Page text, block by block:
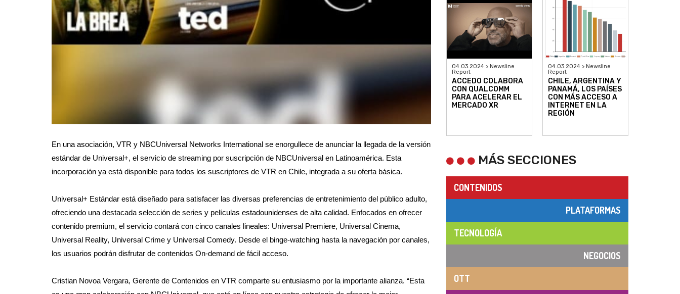
En una asociación, VTR y NBCUniversal Networks International se enorgullece de anunciar la llegada de la versión
estándar de Universal+, el servicio de streaming por suscripción de NBCUniversal en Latinoamérica. Esta
incorporación ya está disponible para todos los suscriptores de VTR en Chile, integrada a su oferta básica.
Universal+ Estándar está diseñado para satisfacer las diversas preferencias de entretenimiento del público adulto,
ofreciendo una destacada selección de series y películas estadounidenses de alta calidad. Enfocados en ofrecer
contenido premium, el servicio contará con cinco canales lineales: Universal Premiere, Universal Cinema,
Universal Reality, Universal Crime y Universal Comedy. Desde el binge-watching hasta la navegación por canales,
los usuarios podrán disfrutar de contenidos On-demand de fácil acceso.
Cristian Novoa Vergara, Gerente de Contenidos en VTR comparte su entusiasmo por la importante alianza. “Esta
04.03.2024 > Newsline
Report
ACCEDO COLABORA
CON QUALCOMM
PARA ACELERAR EL
MERCADO XR
04.03.2024 > Newsline
Report
CHILE, ARGENTINA Y
PANAMÁ, LOS PAÍSES
CON MÁS ACCESO A
INTERNET EN LA
REGIÓN
MÁS SECCIONES
CONTENIDOS
PLATAFORMAS
TECNOLOGÍA
NEGOCIOS
OTT